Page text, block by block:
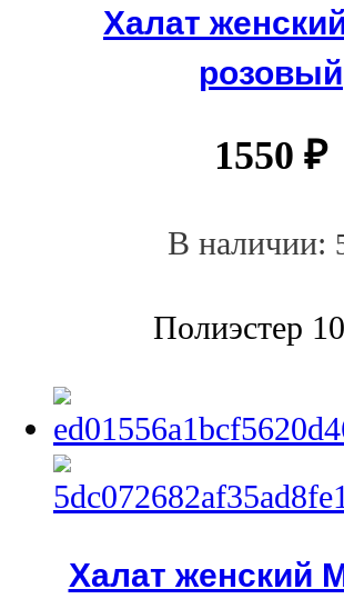
Халат
розовый
1550 ₽
В наличии:
Полиэстер
Халат женский